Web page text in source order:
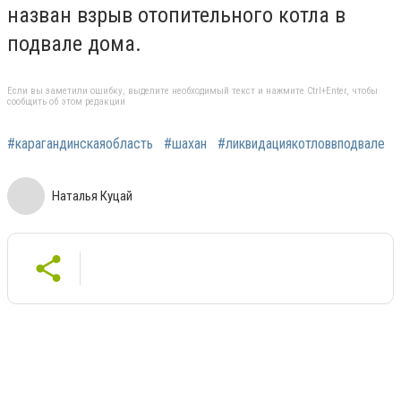
назван взрыв отопительного котла в
подвале дома.
Если вы заметили ошибку, выделите необходимый текст и нажмите Ctrl+Enter, чтобы
сообщить об этом редакции
#карагандинскаяобласть #шахан #ликвидациякотловвподвале
Наталья Куцай